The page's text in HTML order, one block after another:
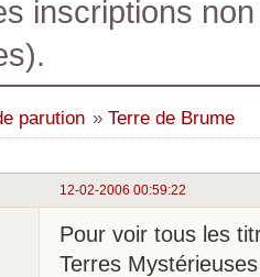
inscriptions
parution » Terre de Brume
12-02-2006 00:59:22
Pour voir tous les
Terres